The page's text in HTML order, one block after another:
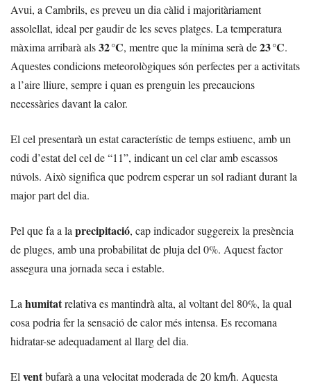
Avui, a Cambrils, es preveu un dia càlid i majoritàriament
assolellat, ideal per gaudir de les seves platges. La temperatura
màxima arribarà als32 °C, mentre que la mínima serà de23 °C.
Aquestes condicions meteorològiques són perfectes per a activitats
a l’aire lliure, sempre i quan es prenguin les precaucions
necessàries davant la calor.
El cel presentarà un estat característic de temps estiuenc, amb un
codi d’estat del cel de “11”, indicant un cel clar amb escassos
núvols. Això significa que podrem esperar un sol radiant durant la
major part del dia.
Pel que fa a laprecipitació, cap indicador suggereix la presència
de pluges, amb una probabilitat de pluja del 0%. Aquest factor
assegura una jornada seca i estable.
Lahumitatrelativa es mantindrà alta, al voltant del 80%, la qual
cosa podria fer la sensació de calor més intensa. Es recomana
hidratar-se adequadament al llarg del dia.
Elventbufarà a una velocitat moderada de 20 km/h. Aquesta